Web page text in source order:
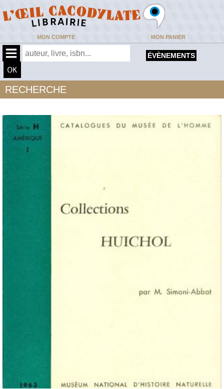
MON COMPTE MON PANIER
ÉVÈNEMENTS
RECHERCHE